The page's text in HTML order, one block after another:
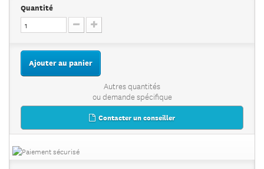
Quantité
Ajouter au panier
Autres quantités
ou demande spécifique
Contacter un conseiller